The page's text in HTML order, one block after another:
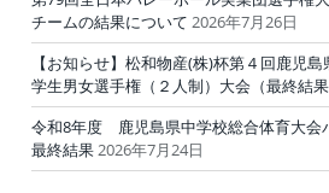
チームの結果について 2026年7月26日
【お知らせ】松和物産(株)杯第４回鹿児
学生男女選手権（２人制）大会（最終結果
令和8年度 鹿児島県中学校総合体育大
最終結果2026年7月24日